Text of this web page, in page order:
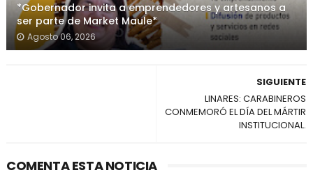
*Gobernador invita a emprendedores y artesanos a
ser parte de Market Maule*
Agosto 06, 2026
SIGUIENTE
LINARES: CARABINEROS
CONMEMORÓ EL DÍA DEL MÁRTIR
INSTITUCIONAL.
COMENTA ESTA NOTICIA